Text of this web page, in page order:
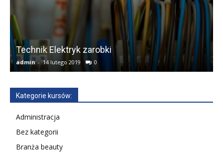
Technik Elektryk zarobki
admin - 14 lutego 2019 0
Kategorie kursów:
Administracja
Bez kategorii
Branża beauty